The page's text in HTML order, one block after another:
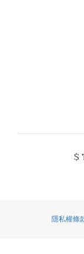
$
隱私權條